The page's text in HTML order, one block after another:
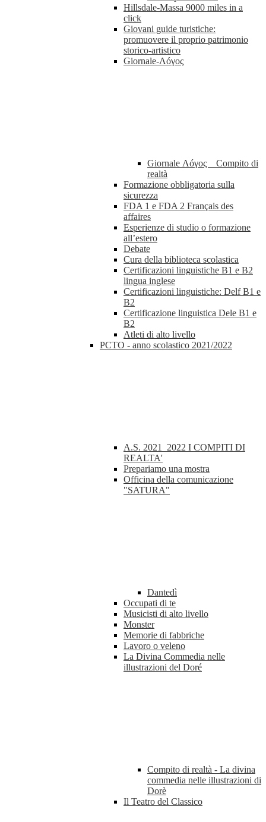
Hillsdale-Massa 9000 miles in a
click
Giovani guide turistiche:
promuovere il proprio patrimonio
storico-artistico
Giornale-Λóγος
Giornale Λóγος _ Compito di
realtà
Formazione obbligatoria sulla
sicurezza
FDA 1 e FDA 2 Français des
affaires
Esperienze di studio o formazione
all’estero
Debate
Cura della biblioteca scolastica
Certificazioni linguistiche B1 e B2
lingua inglese
Certificazioni linguistiche: Delf B1 e
B2
Certificazione linguistica Dele B1 e
B2
Atleti di alto livello
PCTO - anno scolastico 2021/2022
A.S. 2021_2022 I COMPITI DI
REALTA'
Prepariamo una mostra
Officina della comunicazione
"SATURA"
Dantedì
Occupati di te
Musicisti di alto livello
Monster
Memorie di fabbriche
Lavoro o veleno
La Divina Commedia nelle
illustrazioni del Doré
Compito di realtà - La divina
commedia nelle illustrazioni di
Dorè
Il Teatro del Classico